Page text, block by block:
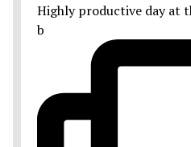
Highly productive day at
b